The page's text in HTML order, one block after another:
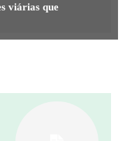
viárias que